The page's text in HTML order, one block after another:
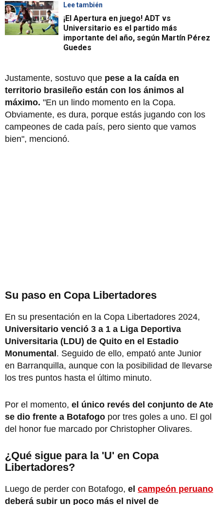
Lee también
¡El Apertura en juego! ADT vs
Universitario es el partido más
importante del año, según Martín Pérez
Guedes
Justamente, sostuvo que pese a la caída en
territorio brasileño están con los ánimos al
máximo. "En un lindo momento en la Copa.
Obviamente, es dura, porque estás jugando con los
campeones de cada país, pero siento que vamos
bien", mencionó.
Su paso en Copa Libertadores
En su presentación en la Copa Libertadores 2024,
Universitario venció 3 a 1 a Liga Deportiva
Universitaria (LDU) de Quito en el Estadio
Monumental. Seguido de ello, empató ante Junior
en Barranquilla, aunque con la posibilidad de llevarse
los tres puntos hasta el último minuto.
Por el momento, el único revés del conjunto de Ate
se dio frente a Botafogo por tres goles a uno. El gol
del honor fue marcado por Christopher Olivares.
¿Qué sigue para la 'U' en Copa
Libertadores?
Luego de perder con Botafogo, el campeón peruano
deberá subir un poco más el nivel de